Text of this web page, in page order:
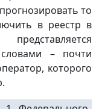
то
в реестр в
– почти
которого